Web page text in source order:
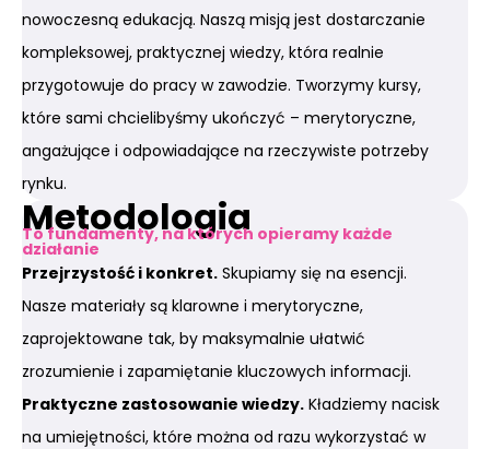
nowoczesną edukacją. Naszą misją jest dostarczanie
kompleksowej, praktycznej wiedzy, która realnie
przygotowuje do pracy w zawodzie. Tworzymy kursy,
które sami chcielibyśmy ukończyć – merytoryczne,
angażujące i odpowiadające na rzeczywiste potrzeby
rynku.
Metodologia
To fundamenty, na których opieramy każde
działanie
Przejrzystość i konkret. Skupiamy się na esencji.
Nasze materiały są klarowne i merytoryczne,
zaprojektowane tak, by maksymalnie ułatwić
zrozumienie i zapamiętanie kluczowych informacji.
Praktyczne zastosowanie wiedzy. Kładziemy nacisk
na umiejętności, które można od razu wykorzystać w